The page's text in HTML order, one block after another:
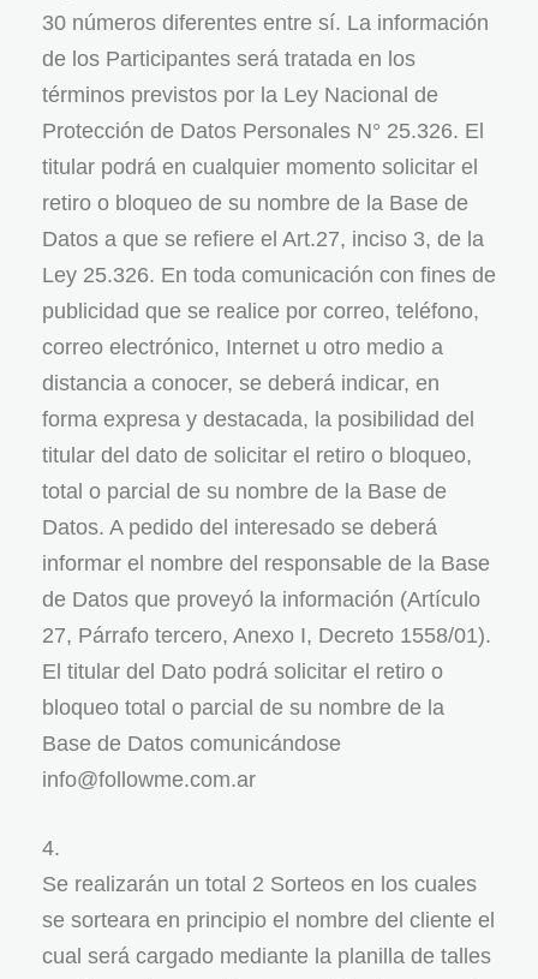
30 números diferentes entre sí. La información
de los Participantes será tratada en los
términos previstos por la Ley Nacional de
Protección de Datos Personales N° 25.326. El
titular podrá en cualquier momento solicitar el
retiro o bloqueo de su nombre de la Base de
Datos a que se refiere el Art.27, inciso 3, de la
Ley 25.326. En toda comunicación con fines de
publicidad que se realice por correo, teléfono,
correo electrónico, Internet u otro medio a
distancia a conocer, se deberá indicar, en
forma expresa y destacada, la posibilidad del
titular del dato de solicitar el retiro o bloqueo,
total o parcial de su nombre de la Base de
Datos. A pedido del interesado se deberá
informar el nombre del responsable de la Base
de Datos que proveyó la información (Artículo
27, Párrafo tercero, Anexo I, Decreto 1558/01).
El titular del Dato podrá solicitar el retiro o
bloqueo total o parcial de su nombre de la
Base de Datos comunicándose
info@followme.com.ar
Se realizarán un total 2 Sorteos en los cuales
se sorteara en principio el nombre del cliente el
cual será cargado mediante la planilla de talles